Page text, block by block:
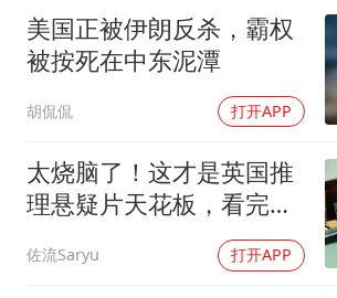
把党建设得更加
中国养老床位“
奋进开新局 实
美国正被伊朗反杀，霸权
被按死在中东泥潭
胡侃侃 打开APP
太烧脑了！这才是英国推
理悬疑片天花板，看完才
佐流Saryu 打开APP